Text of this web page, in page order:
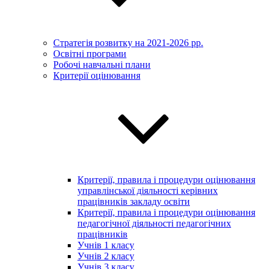
Стратегія розвитку на 2021-2026 рр.
Освітні програми
Робочі навчальні плани
Критерії оцінювання
Критерії, правила і процедури оцінювання
управлінської діяльності керівних
працівників закладу освіти
Критерії, правила і процедури оцінювання
педагогічної діяльності педагогічних
працівників
Учнів 1 класу
Учнів 2 класу
Учнів 3 класу